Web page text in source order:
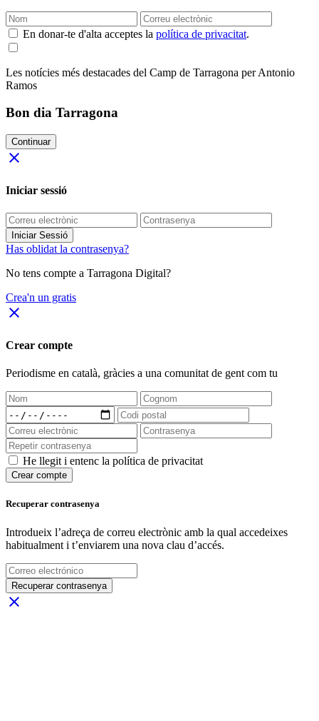
En donar-te d'alta acceptes la política de privacitat.
Les notícies més destacades del Camp de Tarragona per Antonio
Ramos
Bon dia Tarragona
Continuar
close
Iniciar sessió
Iniciar Sessió
Has oblidat la contrasenya?
No tens compte a Tarragona Digital?
Crea'n un gratis
close
Crear compte
Periodisme en català, gràcies a una comunitat de gent com tu
He llegit i entenc la política de privacitat
Crear compte
Recuperar contrasenya
Introdueix l’adreça de correu electrònic amb la qual accedeixes
habitualment i t’enviarem una nova clau d’accés.
Recuperar contrasenya
close